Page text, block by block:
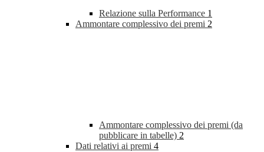
Relazione sulla Performance 1
Ammontare complessivo dei premi 2
Ammontare complessivo dei premi (da
pubblicare in tabelle) 2
Dati relativi ai premi 4